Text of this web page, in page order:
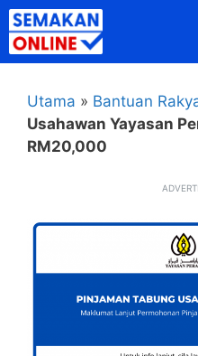
Skip
to
content
Utama » Bantuan
Usahawan Yayasan
RM20,000